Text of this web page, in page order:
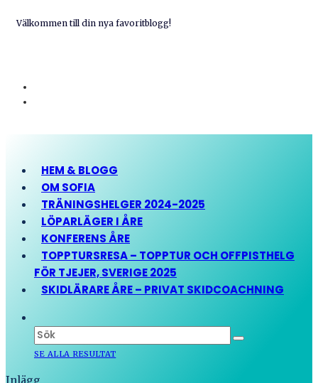
Välkommen till din nya favoritblogg!
HEM & BLOGG
OM SOFIA
TRÄNINGSHELGER 2024-2025
LÖPARLÄGER I ÅRE
KONFERENS ÅRE
TOPPTURSRESA – TOPPTUR OCH OFFPISTHELG
FÖR TJEJER, SVERIGE 2025
SKIDLÄRARE ÅRE – PRIVAT SKIDCOACHNING
SE ALLA RESULTAT